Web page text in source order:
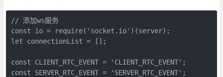
// 添加ws服务
const io = require('socket.io')(server);
let connectionList = [];
const CLIENT_RTC_EVENT = 'CLIENT_RTC_EVENT';
const SERVER_RTC_EVENT = 'SERVER_RTC_EVENT';